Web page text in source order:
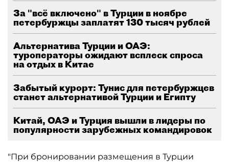
За "всё включено" в Турции в ноябре
петербуржцы заплатят 130 тысяч рублей
Альтернатива Турции и ОАЭ:
туроператоры ожидают всплеск спроса
на отдых в Китае
Забытый курорт: Тунис для петербуржцев
станет альтернативой Турции и Египту
Китай, ОАЭ и Турция вышли в лидеры по
популярности зарубежных командировок
"При бронировании размещения в Турции